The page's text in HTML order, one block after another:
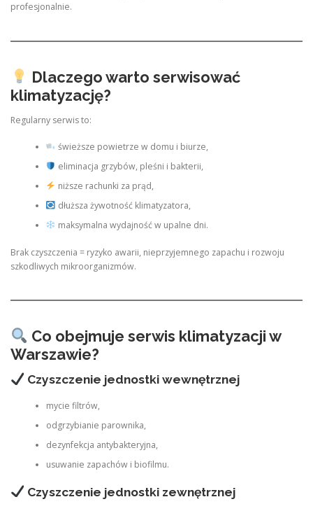
profesjonalnie.
Dlaczego warto serwisować
klimatyzację?
Regularny serwis to:
świeższe powietrze w domu i biurze,
eliminacja grzybów, pleśni i bakterii,
niższe rachunki za prąd,
dłuższa żywotność klimatyzatora,
maksymalna wydajność w upalne dni.
Brak czyszczenia = ryzyko awarii, nieprzyjemnego zapachu i rozwoju
szkodliwych mikroorganizmów.
Co obejmuje serwis klimatyzacji w
Warszawie?
Czyszczenie jednostki wewnętrznej
mycie filtrów,
odgrzybianie parownika,
dezynfekcja antybakteryjna,
usuwanie zapachów i biofilmu.
Czyszczenie jednostki zewnętrznej